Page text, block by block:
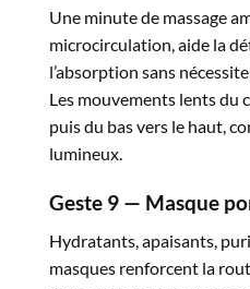
Une minute de massage
microcirculation, aide la
l’absorption sans
Les mouvements lents du
puis du bas vers le haut,
lumineux.​
Geste 9 — Masque
Hydratants, apaisants,
masques renforcent la